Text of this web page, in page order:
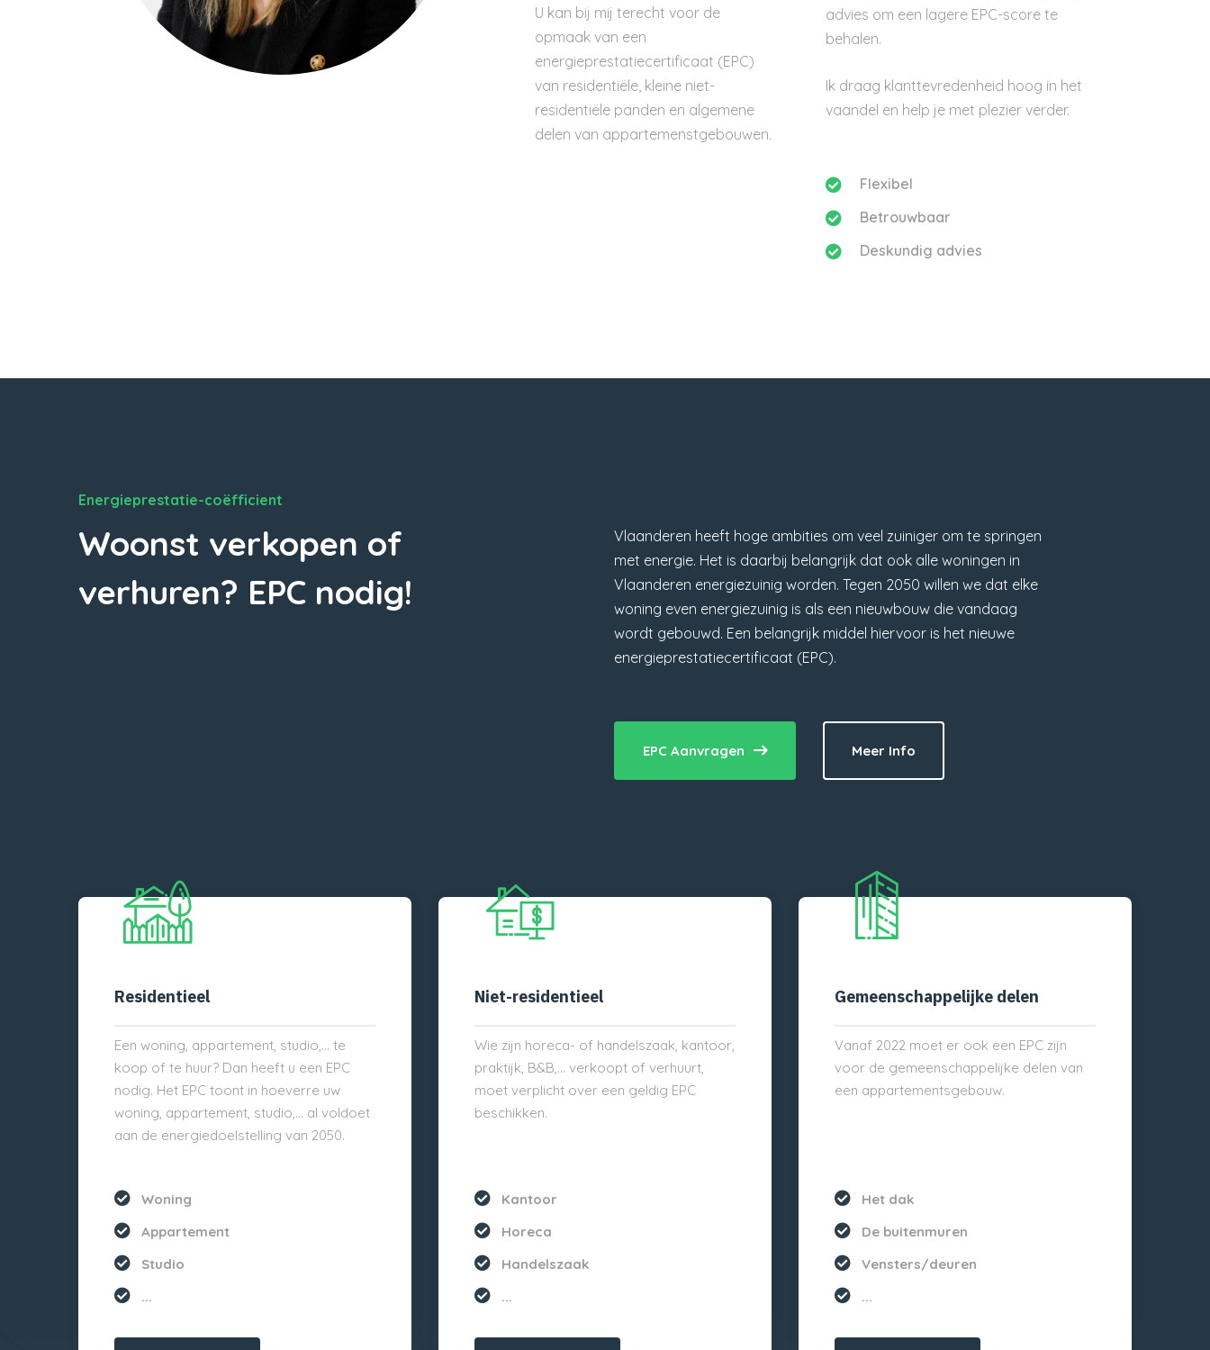
U kan bij mij terecht voor de
opmaak van een
energieprestatiecertificaat (EPC)
van residentiële, kleine niet-
residentiële panden en algemene
delen van appartemenstgebouwen.
advies om een lagere EPC-score te
behalen.
Ik draag klanttevredenheid hoog in het
vaandel en help je met plezier verder.
Flexibel
Betrouwbaar
Deskundig advies
Energieprestatie-coëfficient
Woonst verkopen of
verhuren? EPC nodig!
Vlaanderen heeft hoge ambities om veel zuiniger om te springen
met energie. Het is daarbij belangrijk dat ook alle woningen in
Vlaanderen energiezuinig worden. Tegen 2050 willen we dat elke
woning even energiezuinig is als een nieuwbouw die vandaag
wordt gebouwd. Een belangrijk middel hiervoor is het nieuwe
energieprestatiecertificaat (EPC).
EPC Aanvragen Meer Info
Residentieel
Een woning, appartement, studio,… te
koop of te huur? Dan heeft u een EPC
nodig. Het EPC toont in hoeverre uw
woning, appartement, studio,… al voldoet
aan de energiedoelstelling van 2050.
Woning
Appartement
Studio
...
Niet-residentieel
Wie zijn horeca- of handelszaak, kantoor,
praktijk, B&B,… verkoopt of verhuurt,
moet verplicht over een geldig EPC
beschikken.
Kantoor
Horeca
Handelszaak
...
Gemeenschappelijke delen
Vanaf 2022 moet er ook een EPC zijn
voor de gemeenschappelijke delen van
een appartementsgebouw.
Het dak
De buitenmuren
Vensters/deuren
...